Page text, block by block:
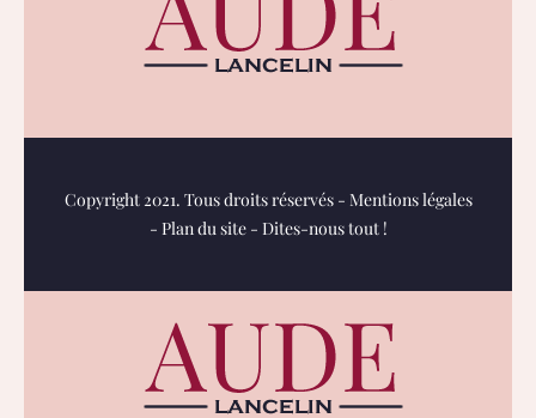
Copyright 2021. Tous droits réservés - Mentions légales
- Plan du site- Dites-nous tout !